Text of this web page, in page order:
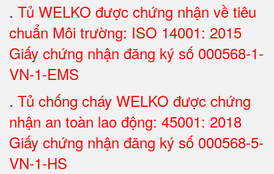
. Tủ WELKO được chứng nhận về tiêu
chuẩn Môi trường: ISO 14001: 2015
Giấy chứng nhận đăng ký số 000568-1-
VN-1-EMS
. Tủ chống cháy WELKO được chứng
nhận an toàn lao động: 45001: 2018
Giấy chứng nhận đăng ký số 000568-5-
VN-1-HS